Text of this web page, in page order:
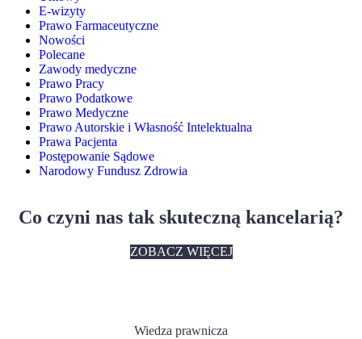
E-wizyty
Prawo Farmaceutyczne
Nowości
Polecane
Zawody medyczne
Prawo Pracy
Prawo Podatkowe
Prawo Medyczne
Prawo Autorskie i Własność Intelektualna
Prawa Pacjenta
Postępowanie Sądowe
Narodowy Fundusz Zdrowia
Co czyni nas tak skuteczną kancelarią?
ZOBACZ WIĘCEJ
Wiedza prawnicza